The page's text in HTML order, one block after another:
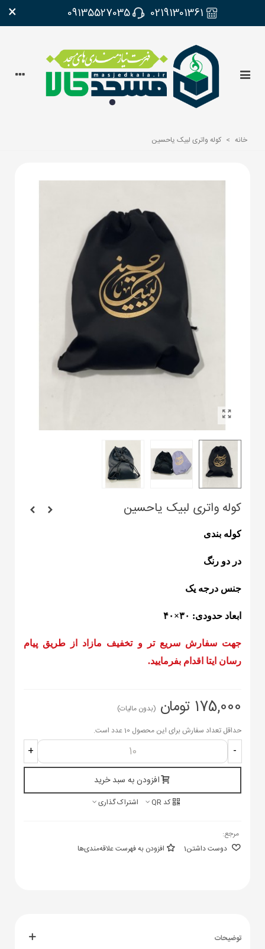
02191301361
09135527035
×
خانه > کوله واتری لبیک یاحسین
کوله واتری لبیک یاحسین
کوله بندی
در دو رنگ
جنس درجه یک
ابعاد حدودی: ۳۰×۴۰
جهت سفارش سریع تر و تخفیف مازاد از طریق پیام
رسان ایتا اقدام بفرمایید.
175,000 تومان
(بدون مالیات)
حداقل تعداد سفارش برای این محصول 10 عدد است.
-
+
افزودن به سبد خرید
کد QR اشتراک گذاری
مرجع:
دوست داشتن1 افزودن به فهرست علاقه‌مندی‌ها
توضیحات